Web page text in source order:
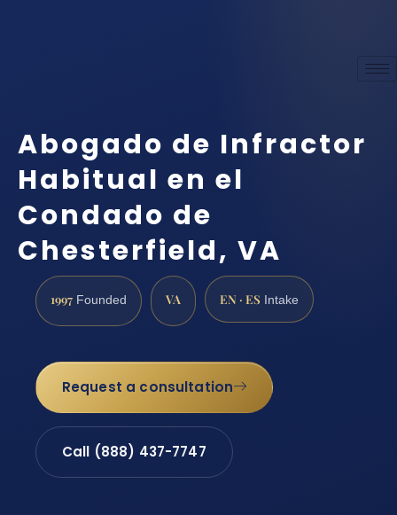
Abogado de Infractor
Habitual en el
Condado de
Chesterfield, VA
1997 Founded VA EN · ES Intake
Request a consultation
Call (888) 437-7747